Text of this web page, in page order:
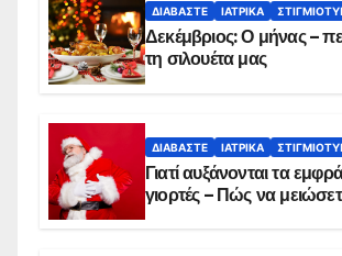
ΔΙΑΒΆΣΤΕ ΙΑΤΡΙΚΆ
Δεκέμβριος: Ο μήνας –
τη σιλουέτα μας
ΔΙΑΒΆΣΤΕ ΙΑΤΡΙΚΆ
Γιατί αυξάνονται τα
γιορτές – Πώς να